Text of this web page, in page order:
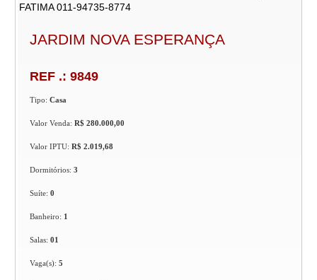
FATIMA 011-94735-8774
JARDIM NOVA ESPERANÇA
REF .: 9849
Tipo:Casa
Valor Venda:R$ 280.000,00
Valor IPTU:R$ 2.019,68
Dormitórios:3
Suíte:0
Banheiro: 1
Salas:01
Vaga(s):5